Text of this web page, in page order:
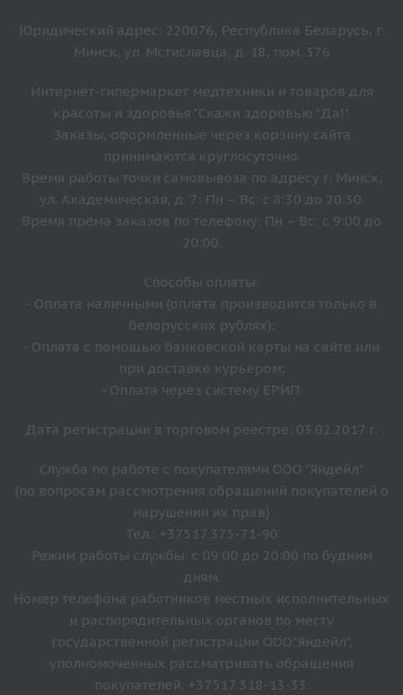
Юридический адрес: 220076, Республика Беларусь, г.
Минск, ул. Мстиславца, д. 18, пом. 376
Интернет-гипермаркет медтехники и товаров для
красоты и здоровья "Скажи здоровью "Да!".
Заказы, оформленные через корзину сайта
принимаются круглосуточно.
Время работы точки самовывоза по адресу г. Минск,
ул. Академическая, д. 7: Пн – Вс: с 8:30 до 20:30.
Время прёма заказов по телефону: Пн – Вс: с 9:00 до
20:00.
Способы оплаты:
- Оплата наличными (оплата производится только в
белорусских рублях);
- Оплата с помощью банковской карты на сайте или
при доставке курьером;
- Оплата через систему ЕРИП.
Дата регистрации в торговом реестре: 03.02.2017 г.
Служба по работе с покупателями ООО "Яндейл"
(по вопросам рассмотрения обращений покупателей о
нарушении их прав)
Тел.: +37517 375-71-90
Режим работы службы: с 09:00 до 20:00 по будним
дням.
Номер телефона работников местных исполнительных
и распорядительных органов по месту
государственной регистрации ООО"Яндейл",
уполномоченных рассматривать обращения
покупателей: +37517 318-13-33.